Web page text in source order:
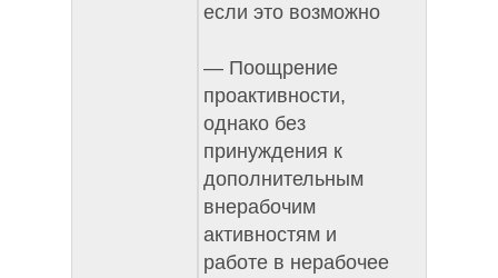
если это возможно
— Поощрение
проактивности,
однако без
принуждения к
дополнительным
внерабочим
активностям и
работе в нерабочее